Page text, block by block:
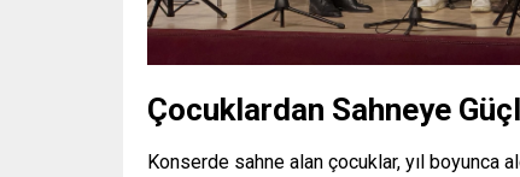
Çocuklardan Sahneye
Konserde sahne alan çocuklar, yıl boyunca